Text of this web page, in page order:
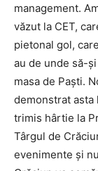
management.
văzut la CET,
pietonal gol,
au de unde să-
masa de Paști.
demonstrat asta
trimis hârtie la
Târgul de
evenimente și